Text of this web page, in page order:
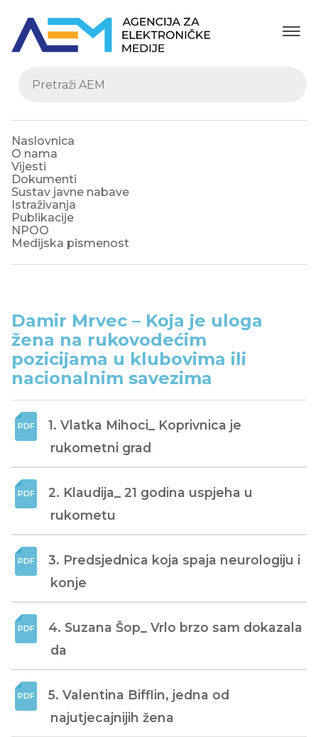
Naslovnica
O nama
Vijesti
Dokumenti
Sustav javne nabave
Istraživanja
Publikacije
NPOO
Medijska pismenost
Damir Mrvec – Koja je uloga
žena na rukovodećim
pozicijama u klubovima ili
nacionalnim savezima
1. Vlatka Mihoci_ Koprivnica je
rukometni grad
2. Klaudija_ 21 godina uspjeha u
rukometu
3. Predsjednica koja spaja neurologiju i
konje
4. Suzana Šop_ Vrlo brzo sam dokazala
da
5. Valentina Bifflin, jedna od
najutjecajnijih žena